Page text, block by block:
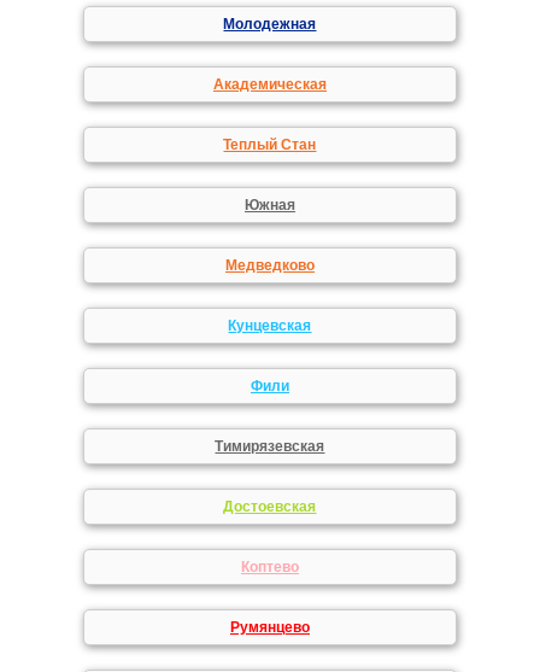
Молодежная
Академическая
Теплый Стан
Южная
Медведково
Кунцевская
Фили
Тимирязевская
Достоевская
Коптево
Румянцево